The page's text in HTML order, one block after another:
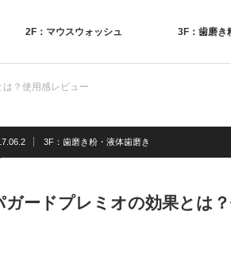
2F：マウスウォッシュ 3F：歯磨き
？使用感レビュー
3F：歯磨き粉・液体歯磨き
ガードプレミオの効果とは